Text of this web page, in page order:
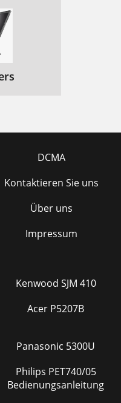
DCMA
Kontaktieren Sie uns
Über uns
Impressum
Kenwood SJM 410
Acer P5207B
Panasonic 5300U
Philips PET740/05
Bedienungsanleitung